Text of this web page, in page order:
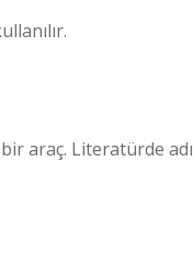
araç. Literatürde adı